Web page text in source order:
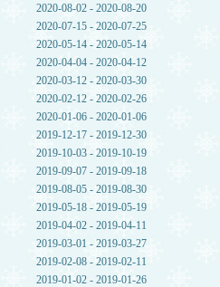
2020-08-02 - 2020-08-20
2020-07-15 - 2020-07-25
2020-05-14 - 2020-05-14
2020-04-04 - 2020-04-12
2020-03-12 - 2020-03-30
2020-02-12 - 2020-02-26
2020-01-06 - 2020-01-06
2019-12-17 - 2019-12-30
2019-10-03 - 2019-10-19
2019-09-07 - 2019-09-18
2019-08-05 - 2019-08-30
2019-05-18 - 2019-05-19
2019-04-02 - 2019-04-11
2019-03-01 - 2019-03-27
2019-02-08 - 2019-02-11
2019-01-02 - 2019-01-26